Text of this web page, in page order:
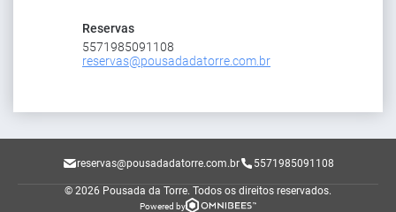
Reservas
5571985091108
reservas@pousadadatorre.com.br
reservas@pousadadatorre.com.br 5571985091108
© 2026 Pousada da Torre. Todos os direitos reservados.
Powered by